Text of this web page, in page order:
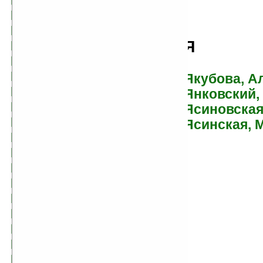
Кальвино, Итало
Каннингем, Элейн
Каплан, Виталий
Карамзин, Николай
Кард, Орсон Скотт
Картер, Лин
Кастанеда, Карлос
Каттнер, Генри
Кацура, Александр
Кащеев, Кирилл
Кей, Гай Гэвриел
Кейбелл, Джеймс Брэнч
Керр, Катарина
Кинг, Стивен
Кинг, Уильям
Кликин, Михаил
Клименко, Анна
Я
Якубова,
Ясинская,